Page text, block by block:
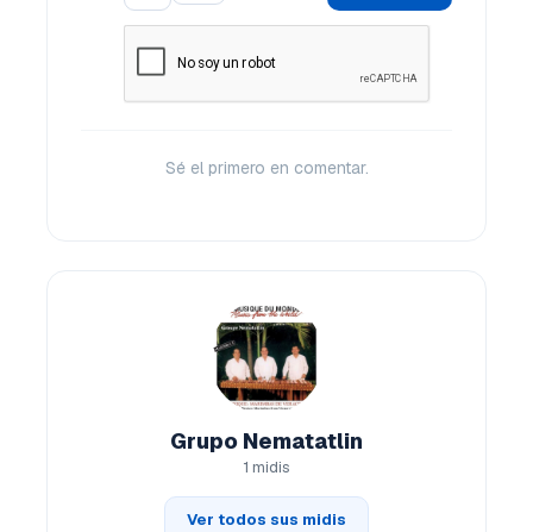
Sé el primero en comentar.
Grupo Nematatlin
1 midis
Ver todos sus midis